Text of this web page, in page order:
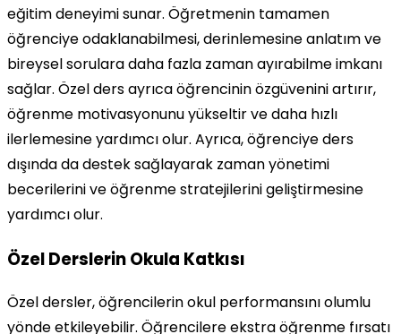
eğitim deneyimi sunar. Öğretmenin tamamen
öğrenciye odaklanabilmesi, derinlemesine anlatım ve
bireysel sorulara daha fazla zaman ayırabilme imkanı
sağlar. Özel ders ayrıca öğrencinin özgüvenini artırır,
öğrenme motivasyonunu yükseltir ve daha hızlı
ilerlemesine yardımcı olur. Ayrıca, öğrenciye ders
dışında da destek sağlayarak zaman yönetimi
becerilerini ve öğrenme stratejilerini geliştirmesine
yardımcı olur.
Özel Derslerin Okula Katkısı
Özel dersler, öğrencilerin okul performansını olumlu
yönde etkileyebilir. Öğrencilere ekstra öğrenme fırsatı